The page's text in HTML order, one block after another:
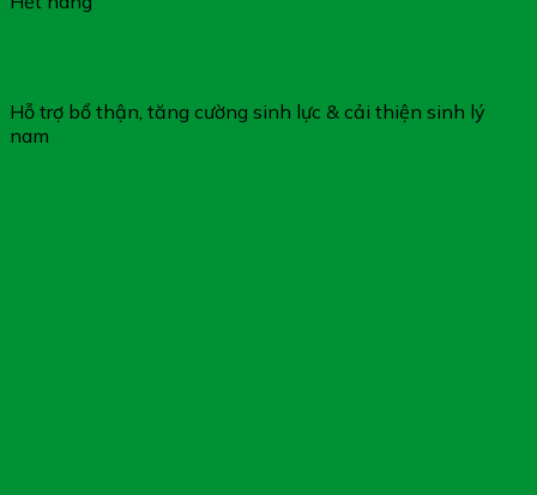
Hỗ trợ bổ thận, tăng cường sinh lực & cải thiện sinh lý
nam